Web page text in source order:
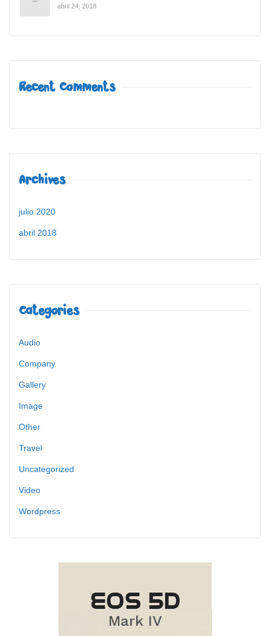
abril 24, 2018
Recent Comments
Archives
julio 2020
abril 2018
Categories
Audio
Company
Gallery
Image
Other
Travel
Uncategorized
Video
Wordpress